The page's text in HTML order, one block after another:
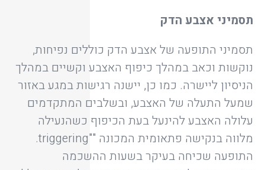
תסמיני אצבע הדק
תסמיני התופעה של אצבע הדק כוללים נפיחות,
נוקשות וכאב במהלך כיפוף האצבע וקשיים במהלך
הניסיון ליישרה. כמו כן, יישנה רגישות במגע באזור
שמעל התעלה של האצבע, ובשלבים המתקדמים
עלולה האצבע להינעל בעת הכיפוף כשהנעילה
מלווה בנקישה פתאומית המכונה ""triggering.
התופעה שכיחה בעיקר בשעות ההשכמה